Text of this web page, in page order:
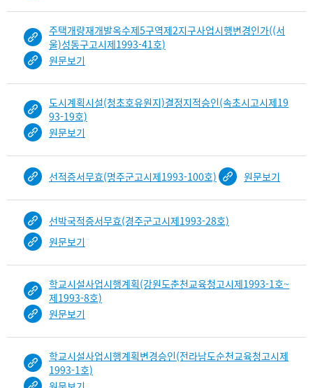
주택개량재개발옥수제5구역제2지구사업시행변경인가((서
울)성동구고시제1993-41호)
원문보기
도시계획시설(청초호유원지)결정지적승인(속초시고시제19
93-19호)
원문보기
선적증서무효(명주군고시제1993-100호) 원문보기
선박국적증서무효(경주군고시제1993-28호)
원문보기
학교시설사업시행계획(강원도춘천교육청고시제1993-1호~
제1993-8호)
원문보기
학교시설사업시행계획변경승인(전라남도순천교육청고시제
1993-1호)